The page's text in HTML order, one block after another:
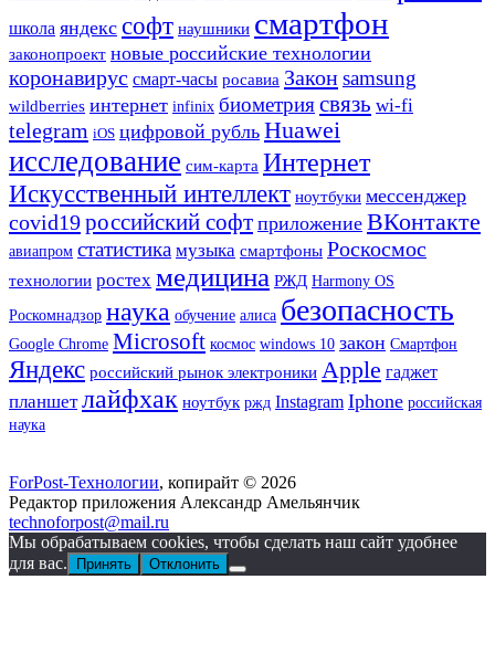
школа яндекс софт наушники смартфон
законопроект новые российские технологии
коронавирус смарт-часы росавиа Законsamsung
wildberries интернет infinix биометриясвязь wi-fi
telegram iOS цифровой рубль Huawei
исследование сим-карта Интернет
Искусственный интеллект ноутбуки мессенджер
covid19российский софт приложение ВКонтакте
авиапром статистика музыка смартфоны Роскосмос
технологии ростех медицина РЖД Harmony OS
Роскомнадзор наука обучение алиса безопасность
Google Chrome Microsoft космос windows 10 закон Смартфон
Яндекс российский рынок электроники Apple гаджет
планшет лайфхак ноутбук ржд Instagram Iphone российская
наука
ForPost-Технологии, копирайт © 2026
Редактор приложения Александр Амельянчик
technoforpost@mail.ru
Мы обрабатываем cookies, чтобы сделать наш сайт удобнее
для вас.
Принять Отклонить